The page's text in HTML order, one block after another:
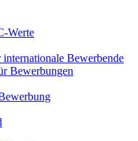
Werte
Bewerbende
Bewerbungen